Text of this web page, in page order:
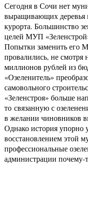
Сегодня в Сочи нет
выращивающих деревья
курорта. Большинство
целей МУП
Попытки заменить его
провалились, не смотря
миллионов рублей из
«Озеленитель»
самовольного
«Зеленстроя» больше
то связанную с
в желании чиновников
Однако история упорно
восстановлением этой
профессиональные
администрации почему-